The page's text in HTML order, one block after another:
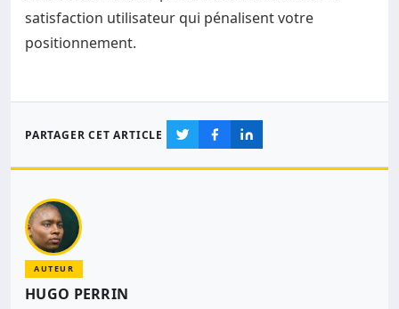
satisfaction utilisateur qui pénalisent votre
positionnement.
PARTAGER CET ARTICLE
AUTEUR
HUGO PERRIN